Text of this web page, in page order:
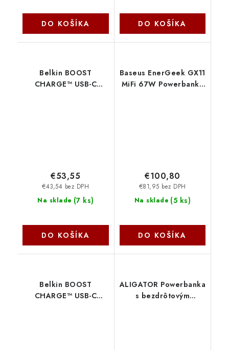
DO KOŠÍKA DO KOŠÍKA
Belkin BOOST
CHARGE™ USB-C
Na sklade (7 ks)
€43,54 bez DPH
€53,55
DO KOŠÍKA
Baseus EnerGeek GX11
MiFi 67W Powerbanka
Na sklade (5 ks)
€81,95 bez DPH
€100,80
DO KOŠÍKA
Belkin BOOST
CHARGE™ USB-C
ALIGATOR Powerbanka
s bezdrôtovým